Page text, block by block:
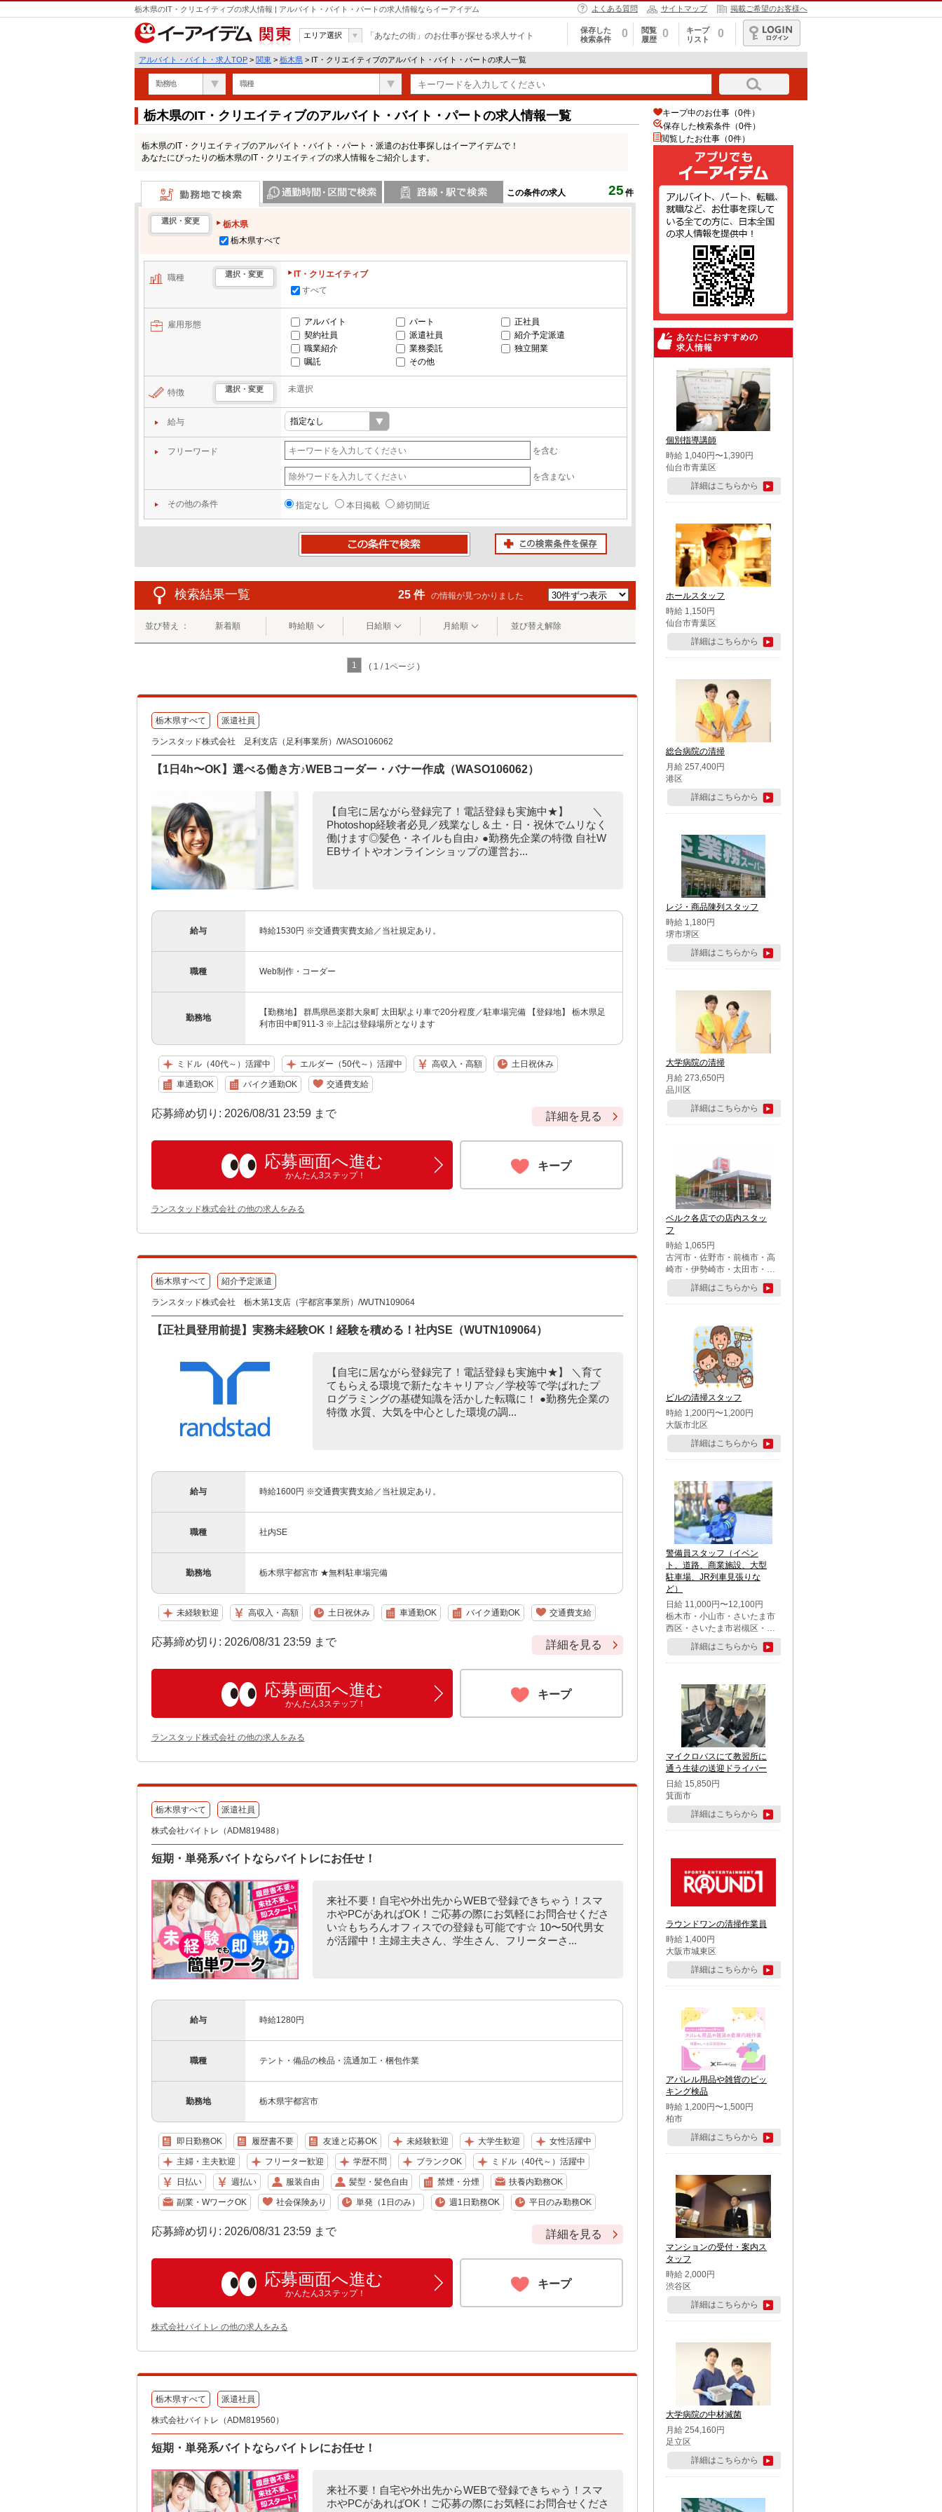
栃木県のIT・クリエイティブの求人情報 | アルバイト・バイト・パートの求人情報ならイーアイデム よくある質問 サイトマップ 掲載ご希望のお客様へ
関東
エリア選択 「あなたの街」のお仕事が探せる求人サイト
保存した
検索条件
0
閲覧
履歴
0
キープ
リスト
0
ログイン
アルバイト・バイト・求人TOP > 関東 > 栃木県 > IT・クリエイティブのアルバイト・バイト・パートの求人一覧
勤務地 職種
栃木県のIT・クリエイティブのアルバイト・バイト・パートの求人情報一覧
栃木県のIT・クリエイティブのアルバイト・バイト・パート・派遣のお仕事探しはイーアイデムで！
あなたにぴったりの栃木県のIT・クリエイティブの求人情報をご紹介します。
この条件の求人 25 件
勤務地で検索
選択・変更
栃木県
栃木県すべて
職種 選択・変更
IT・クリエイティブ
すべて
雇用形態 アルバイト パート
正社員
契約社員
派遣社員
紹介予定派遣
職業紹介
業務委託
独立開業
嘱託
その他
特徴 選択・変更 未選択
給与
フリーワード を含む
を含まない
その他の条件 指定なし 本日掲載 締切間近
検索結果一覧 25 件 の情報が見つかりました
並び替え ： 新着順 時給順 日給順 月給順 並び替え解除
1 ( 1 / 1ページ )
栃木県すべて 派遣社員
ランスタッド株式会社 足利支店（足利事業所）/WASO106062
【1日4h〜OK】選べる働き方♪WEBコーダー・バナー作成（WASO106062）
【自宅に居ながら登録完了！電話登録も実施中★】 ＼
Photoshop経験者必見／残業なし＆土・日・祝休でムリなく
働けます◎髪色・ネイルも自由♪ ●勤務先企業の特徴 自社W
EBサイトやオンラインショップの運営お...
給与 時給1530円 ※交通費実費支給／当社規定あり。
職種 Web制作・コーダー
勤務地
【勤務地】 群馬県邑楽郡大泉町 太田駅より車で20分程度／駐車場完備 【登録地】 栃木県足
利市田中町911-3 ※上記は登録場所となります
ミドル（40代～）活躍中 エルダー（50代～）活躍中 高収入・高額 土日祝休み
車通勤OK バイク通勤OK 交通費支給
応募締め切り: 2026/08/31 23:59 まで 詳細を見る
応募画面へ進む
かんたん3ステップ！
キープ
ランスタッド株式会社 の他の求人をみる
栃木県すべて 紹介予定派遣
ランスタッド株式会社 栃木第1支店（宇都宮事業所）/WUTN109064
【正社員登用前提】実務未経験OK！経験を積める！社内SE（WUTN109064）
【自宅に居ながら登録完了！電話登録も実施中★】 ＼育て
てもらえる環境で新たなキャリア☆／学校等で学ばれたプ
ログラミングの基礎知識を活かした転職に！ ●勤務先企業の
特徴 水質、大気を中心とした環境の調...
給与 時給1600円 ※交通費実費支給／当社規定あり。
職種 社内SE
勤務地 栃木県宇都宮市 ★無料駐車場完備
未経験歓迎 高収入・高額 土日祝休み 車通勤OK バイク通勤OK 交通費支給
応募締め切り: 2026/08/31 23:59 まで 詳細を見る
応募画面へ進む
かんたん3ステップ！
キープ
ランスタッド株式会社 の他の求人をみる
栃木県すべて 派遣社員
株式会社バイトレ（ADM819488）
短期・単発系バイトならバイトレにお任せ！
来社不要！自宅や外出先からWEBで登録できちゃう！スマ
ホやPCがあればOK！ご応募の際にお気軽にお問合せくださ
い☆もちろんオフィスでの登録も可能です☆ 10〜50代男女
が活躍中！主婦主夫さん、学生さん、フリーターさ...
給与 時給1280円
職種 テント・備品の検品・流通加工・梱包作業
勤務地 栃木県宇都宮市
即日勤務OK 履歴書不要 友達と応募OK 未経験歓迎 大学生歓迎 女性活躍中
主婦・主夫歓迎 フリーター歓迎 学歴不問 ブランクOK ミドル（40代～）活躍中
日払い 週払い 服装自由 髪型・髪色自由 禁煙・分煙 扶養内勤務OK
副業・WワークOK 社会保険あり 単発（1日のみ） 週1日勤務OK 平日のみ勤務OK
応募締め切り: 2026/08/31 23:59 まで 詳細を見る
応募画面へ進む
かんたん3ステップ！
キープ
株式会社バイトレ の他の求人をみる
栃木県すべて 派遣社員
株式会社バイトレ（ADM819560）
短期・単発系バイトならバイトレにお任せ！
来社不要！自宅や外出先からWEBで登録できちゃう！スマ
ホやPCがあればOK！ご応募の際にお気軽にお問合せくださ
キープ中のお仕事（0件）
保存した検索条件（0件）
閲覧したお仕事（0件）
あなたにおすすめの
求人情報
個別指導講師
時給 1,040円〜1,390円
仙台市青葉区
詳細はこちらから
ホールスタッフ
時給 1,150円
仙台市青葉区
詳細はこちらから
総合病院の清掃
月給 257,400円
港区
詳細はこちらから
レジ・商品陳列スタッフ
時給 1,180円
堺市堺区
詳細はこちらから
大学病院の清掃
月給 273,650円
品川区
詳細はこちらから
ベルク各店での店内スタッ
フ
時給 1,065円
古河市・佐野市・前橋市・高
崎市・伊勢崎市・太田市・館
林市・藤岡市・大泉町・さい
たま市北区・川越市・熊谷
市・行田市・秩父市・所沢
市・鶴ケ島市・千葉市中央
区・市川市・松戸市・習志野
市・柏市・流山市・八千代
市・足立区・江戸川区・八王
子市・町田市
詳細はこちらから
ビルの清掃スタッフ
時給 1,200円〜1,200円
大阪市北区
詳細はこちらから
警備員スタッフ（イベン
ト、道路、商業施設、大型
駐車場、JR列車見張りな
ど）
日給 11,000円〜12,100円
栃木市・小山市・さいたま市
西区・さいたま市岩槻区・久
喜市・蓮田市
詳細はこちらから
マイクロバスにて教習所に
通う生徒の送迎ドライバー
日給 15,850円
箕面市
詳細はこちらから
ラウンドワンの清掃作業員
時給 1,400円
大阪市城東区
詳細はこちらから
アパレル用品や雑貨のピッ
キング検品
時給 1,200円〜1,500円
柏市
詳細はこちらから
マンションの受付・案内ス
タッフ
時給 2,000円
渋谷区
詳細はこちらから
大学病院の中材滅菌
月給 254,160円
足立区
詳細はこちらから